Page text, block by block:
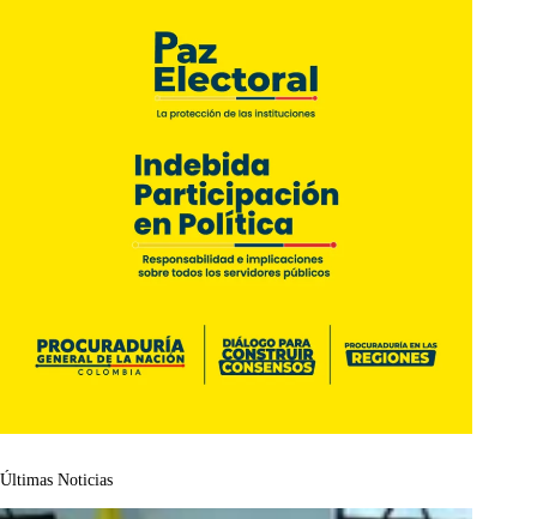
Últimas Noticias